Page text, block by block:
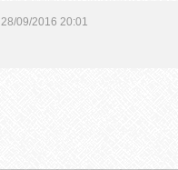
28/09/2016 20:01